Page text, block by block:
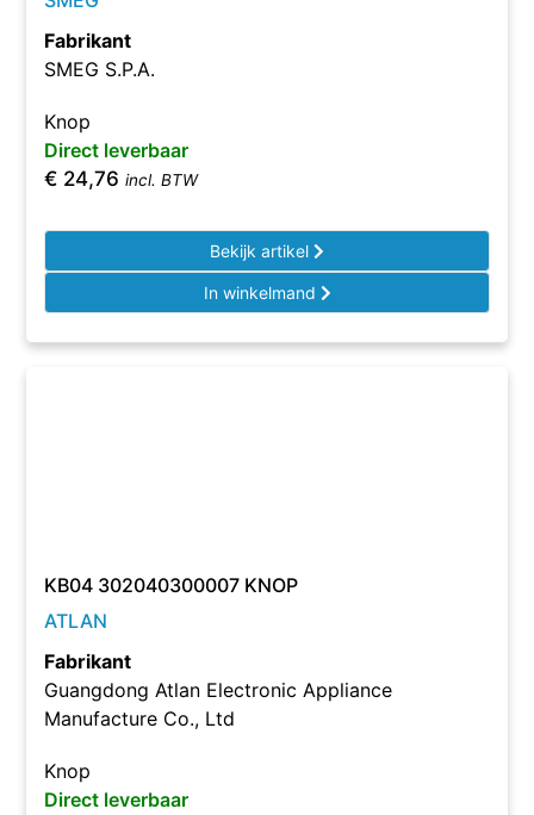
Fabrikant
SMEG S.P.A.
Knop
Direct leverbaar
€ 24,76 incl. BTW
Bekijk artikel
In winkelmand
KB04 302040300007 KNOP
ATLAN
Fabrikant
Guangdong Atlan Electronic Appliance
Manufacture Co., Ltd
Knop
Direct leverbaar